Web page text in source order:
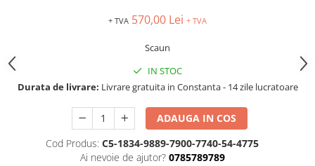
ACCESORII PRINDERE
TUS/TUSIRE & STAMPILE
INSTRUMENTE DE SCRIS DE
CALITATE SUPERIOARA
+ TVA 570,00 Lei + TVA
Scaun
IN STOC
Durata de livrare: Livrare gratuita in Constanta - 14 zile lucratoare
ADAUGA IN COS
Cod Produs: C5-1834-9889-7900-7740-54-4775
Ai nevoie de ajutor? 0785789789